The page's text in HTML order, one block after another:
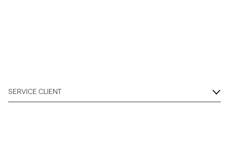
SERVICE CLIENT